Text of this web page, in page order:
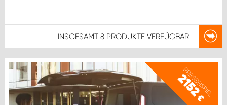
INSGESAMT 8 PRODUKTE VERFÜGBAR
PREISBEISPIEL
2152
€